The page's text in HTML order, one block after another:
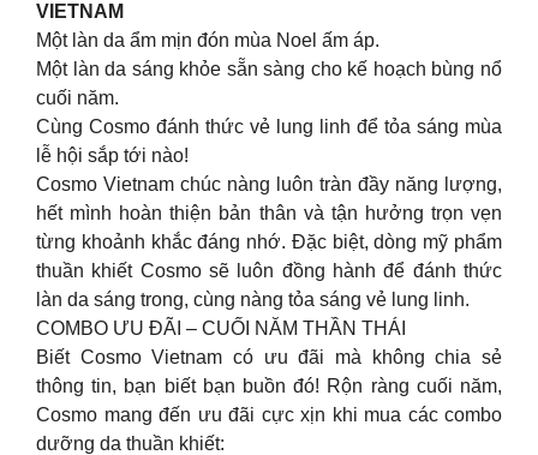
VIETNAM
Một làn da ẩm mịn đón mùa Noel ấm áp.
Một làn da sáng khỏe sẵn sàng cho kế hoạch bùng nổ
cuối năm.
Cùng Cosmo đánh thức vẻ lung linh để tỏa sáng mùa
lễ hội sắp tới nào!
Cosmo Vietnam chúc nàng luôn tràn đầy năng lượng,
hết mình hoàn thiện bản thân và tận hưởng trọn vẹn
từng khoảnh khắc đáng nhớ. Đặc biệt, dòng mỹ phẩm
thuần khiết Cosmo sẽ luôn đồng hành để đánh thức
làn da sáng trong, cùng nàng tỏa sáng vẻ lung linh.
COMBO ƯU ĐÃI – CUỐI NĂM THẦN THÁI
Biết Cosmo Vietnam có ưu đãi mà không chia sẻ
thông tin, bạn biết bạn buồn đó! Rộn ràng cuối năm,
Cosmo mang đến ưu đãi cực xịn khi mua các combo
dưỡng da thuần khiết: